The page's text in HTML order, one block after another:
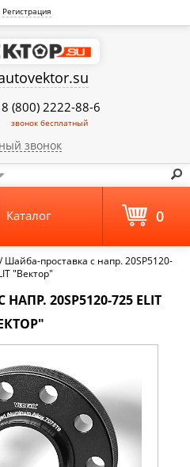
Регистрация
8 (800) 2222-88-6
звонок бесплатный
звонок
/Шайба-проставка с напр. 20SP5120-
"Вектор"
20SP5120-725 ELIT
Каталог 0